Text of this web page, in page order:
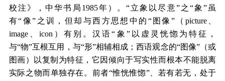
校注》，中华书局1985年）。“立象以尽意”之“象”虽
有“像”之训，但却与西方思想中的“图像”（picture、
image、icon）有别。汉语“象”以虚灵恍惚为特征，
与“物”互根互用，与“形”相辅相成；西语观念的“图像”（或
图画）以复制为特征，它因倾向于写实性而根本不能脱离
实际之物而单独存在。前者“惟恍惟惚”、若有若无，处于